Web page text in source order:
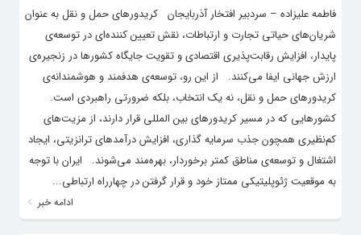
فاطمه علیزاده – سردبیر افتخار آذربایجان کریدورهای حمل و نقل به عنوان
شریان‌های حیاتی تجارت و ارتباطات، نقش تعیین کننده‌ای در توسعه‌ی
پایدار، افزایش رقابت‌پذیری اقتصادی و تقویت جایگاه کشورها در زنجیره‌ی
ارزش جهانی ایفا می‌کنند. از این رو، توسعه‌ی هدفمند و هوشمندانه‌ی
کریدورهای حمل و نقل، نه یک انتخاب، بلکه ضرورتی راهبردی است.
کشورهایی که در مسیر کریدورهای بین المللی قرار دارند، از مزیت‌های
کم‌نظیری همچون جذب سرمایه گذاری، افزایش درآمدهای ترانزیتی، ایجاد
اشتغال و توسعه‌ی مناطق کمتر برخوردار، بهره‌مند می‌شوند. ایران با توجه
به موقعیت ژئوپلیتیکی ممتاز خود و قرار گرفتن در چهارراه ارتباطی...
ادامه خبر